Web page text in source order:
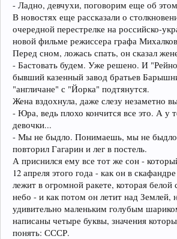
- Ладно, девчухи, поговорим еще об
В новостях еще рассказали о
очередной перестрелке на российско-
новой фильме режиссера графа
Перед сном, ложась спать, он сказал
- Бастовать будем. Уже решено. И
бывший казенный завод братьев
"англичане" с "Йорка" подтянутся.
Жена вздохнула, даже слезу незаметно
- Юра, ведь плохо кончится все это. А у
девочки...
- Мы не быдло. Понимаешь, мы не быдло,
повторил Гагарин и лег в постель.
А приснился ему все тот же сон -
12 апреля этого года - как он в
лежит в огромной ракете, которая белой
небо - и как потом он летит над Землей,
удивительно маленьким голубым
написаны четыре буквы, значения
понять: СССР.